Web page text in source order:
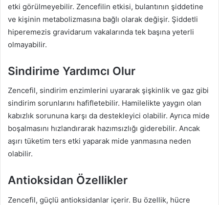
etki görülmeyebilir. Zencefilin etkisi, bulantının şiddetine
ve kişinin metabolizmasına bağlı olarak değişir. Şiddetli
hiperemezis gravidarum vakalarında tek başına yeterli
olmayabilir.
Sindirime Yardımcı Olur
Zencefil, sindirim enzimlerini uyararak şişkinlik ve gaz gibi
sindirim sorunlarını hafifletebilir. Hamilelikte yaygın olan
kabızlık sorununa karşı da destekleyici olabilir. Ayrıca mide
boşalmasını hızlandırarak hazımsızlığı giderebilir. Ancak
aşırı tüketim ters etki yaparak mide yanmasına neden
olabilir.
Antioksidan Özellikler
Zencefil, güçlü antioksidanlar içerir. Bu özellik, hücre